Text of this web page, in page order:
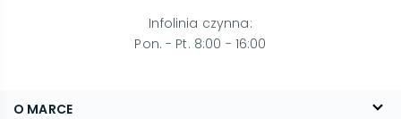
O MARCE
Infolinia czynna:
Pon. - Pt. 8:00 - 16:00